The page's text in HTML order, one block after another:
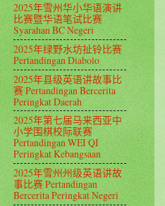
2025年雪州华小华语演讲
比赛暨华语笔试比赛
Syarahan BC Negeri
2025年绿野水坊扯铃比赛
Pertandingan Diabolo
2025年县级英语讲故事比
赛 Pertandingan Bercerita
Peringkat Daerah
2025年第七届马来西亚中
小学围棋校际联赛
Pertandingan WEI QI
Peringkat Kebangsaan
2025年雪州州级英语讲故
事比赛 Pertandingan
Bercerita Peringkat Negeri